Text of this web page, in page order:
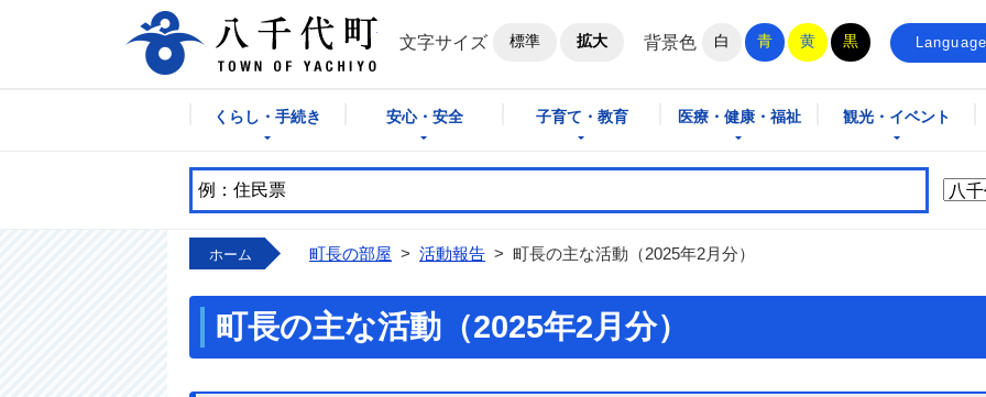
八千代町公式ホームページ
文字サイズ
標準 拡大 背景色 白 青 黄 黒
くらし・手続き 安心・安全 子育て・教育 医療・健康・福祉 観光・イベント
ホーム 町長の部屋 > 活動報告 > 町長の主な活動（2025年2月分）
町長の主な活動（2025年2月分）